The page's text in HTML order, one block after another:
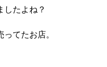
したよね？
てたお店。